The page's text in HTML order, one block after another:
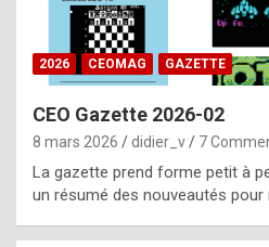
e
b
y
g
e
n
u
2026 CEOMAG GAZETTE
CEO Gazette 2026-02
8 mars 2026 didier_v 7
La gazette prend forme petit à
un résumé des nouveautés pour